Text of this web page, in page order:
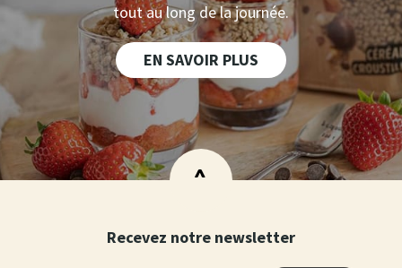
tout au long de la journée.
EN SAVOIR PLUS
>
Recevez notre newsletter